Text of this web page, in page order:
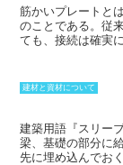
筋かいプレートとは
のことである。従
ても、接続は確実
上の筋かいにあわ
クリュー釘と角根
けることによって
う力に対して耐え
うになる。他の金
建材と資材について
建築用語『スリー
梁、基礎の部分に
先に埋め込んでお